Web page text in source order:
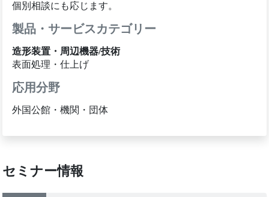
個別相談にも応じます。
製品・サービスカテゴリー
造形装置・周辺機器/技術
表面処理・仕上げ
応用分野
外国公館・機関・団体
セミナー情報